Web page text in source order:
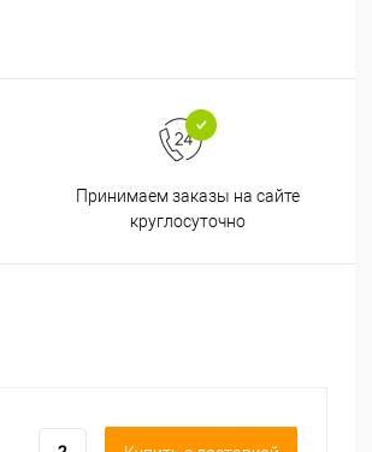
Принимаем заказы на сайте
круглосуточно